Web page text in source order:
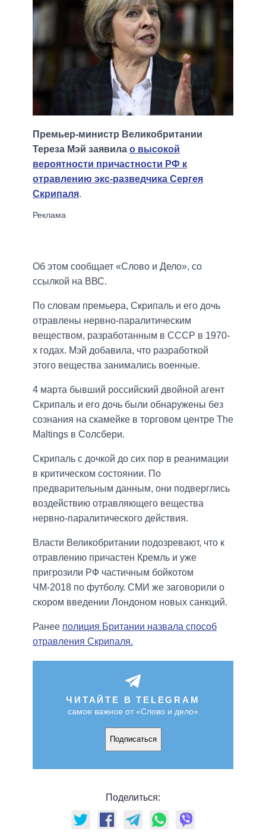
Премьер-министр Великобритании
Тереза Мэй заявила о высокой
вероятности причастности РФ к
отравлению экс-разведчика Сергея
Скрипаля.
Об этом сообщает «Слово и Дело», со
ссылкой на ВВС.
По словам премьера, Скрипаль и его дочь
отравлены нервно-паралитическим
веществом, разработанным в СССР в 1970-
х годах. Мэй добавила, что разработкой
этого вещества занимались военные.
4 марта бывший российский двойной агент
Скрипаль и его дочь были обнаружены без
сознания на скамейке в торговом центре The
Maltings в Солсбери.
Скрипаль с дочкой до сих пор в реанимации
в критическом состоянии. По
предварительным данным, они подверглись
воздействию отравляющего вещества
нервно-паралитического действия.
Власти Великобритании подозревают, что к
отравлению причастен Кремль и уже
пригрозили РФ частичным бойкотом
ЧМ-2018 по футболу. СМИ же заговорили о
скором введении Лондоном новых санкций.
Ранее полиция Британии назвала способ
отравления Скрипаля.
ЧИТАЙТЕ В TELEGRAM
самое важное от «Слово и дело»
Подписаться
Поделиться: